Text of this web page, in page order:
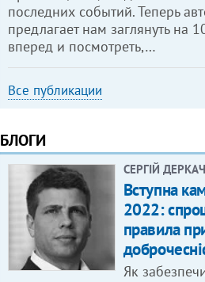
последних событий. Теперь
предлагает нам заглянуть на
вперед и посмотреть,…
Все публикации
БЛОГИ
СЕРГІЙ ДЕРКАЧ
Вступна
2022:
правила
Як